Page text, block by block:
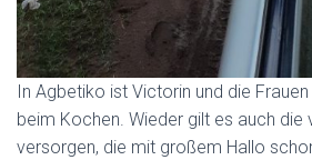
In Agbetiko ist Victorin und die
beim Kochen. Wieder gilt es auch die
versorgen, die mit großem Hallo